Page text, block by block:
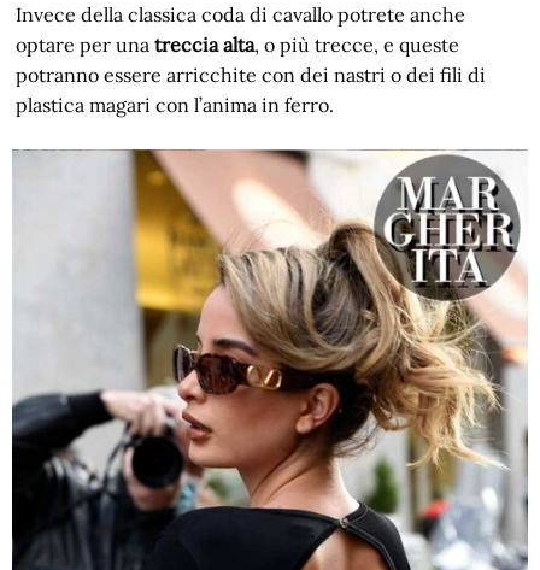
Invece della classica coda di cavallo potrete anche
optare per unatreccia alta, o più trecce, e queste
potranno essere arricchite con dei nastri o dei fili di
plastica magari con l’anima in ferro.